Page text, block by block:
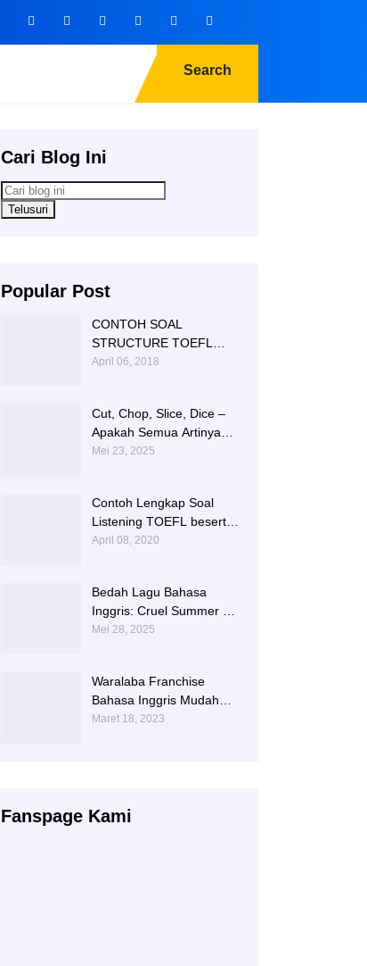
Search
Cari Blog Ini
Popular Post
CONTOH SOAL
STRUCTURE TOEFL
NTC KAMPUNG INGGRIS
April 06, 2018
Cut, Chop, Slice, Dice –
Apakah Semua Artinya
“Memotong”? | 0813-
Mei 23, 2025
Contoh Lengkap Soal
Listening TOEFL beserta
Audionya | 085856362225
April 08, 2020
Bedah Lagu Bahasa
Inggris: Cruel Summer –
Taylor Swift | 0813-2597-
Mei 28, 2025
Waralaba Franchise
Bahasa Inggris Mudah
dan Aman | 085 856 362
Maret 18, 2023
Fanspage Kami